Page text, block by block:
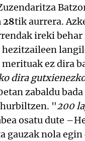
28tik aurrera.
ireki
ez dira
dira
zabaldu
"200
osatu dute
gauzak nola